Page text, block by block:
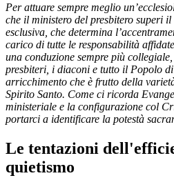
Per attuare sempre meglio
che il ministero del presbitero superi
esclusiva, che determina
carico di tutte le responsabilità
una conduzione sempre più
presbiteri, i diaconi e tutto il Popolo
arricchimento che è frutto della
Spirito Santo. Come ci ricorda
ministeriale e la configurazione col
portarci a identificare la potestà
Le tentazioni
quietismo